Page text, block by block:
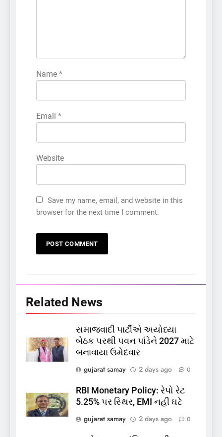
Name *
Email *
Website
Save my name, email, and website in this
browser for the next time I comment.
Related News
સમાજવાદી પાર્ટીએ અયોધ્યા
બેઠક પરથી પવન પાંડેને 2027 માટે
બનાવાયા ઉમેદવાર
gujarat samay
2 days ago 0
RBI Monetary Policy: રેપો રેટ
5.25% પર સ્થિર, EMI નહીં ઘટે
gujarat samay
2 days ago 0
કોડીનારના છારા દરિયાકાંઠે પાંચ
કિશોરો ડૂબ્યા, 3નો બચાવ, 2
લાપતા
GUJARAT TOP NEWS
6
પાસપોર્ટ વેરિફિકેશન માટે હવે
પોલીસ સ્ટેશનના ધક્કામાંથી
GUJARAT TOP NEWS